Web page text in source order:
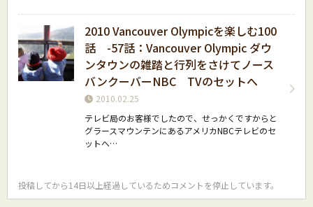
2010 Vancouver Olympicを楽しむ100
話 -57話：Vancouver Olympic ダウ
ンタウンの雑踏と行列をさけてノース
バンクーバーNBC TVのセットへ
2010.02.25
テレビ局のお客様でしたので、せっかくですからと
グラースマウンテンにあるアメリカNBCテレビのセ
ットへ…
投稿してから14日以上経過しているためコメントを停止しています。